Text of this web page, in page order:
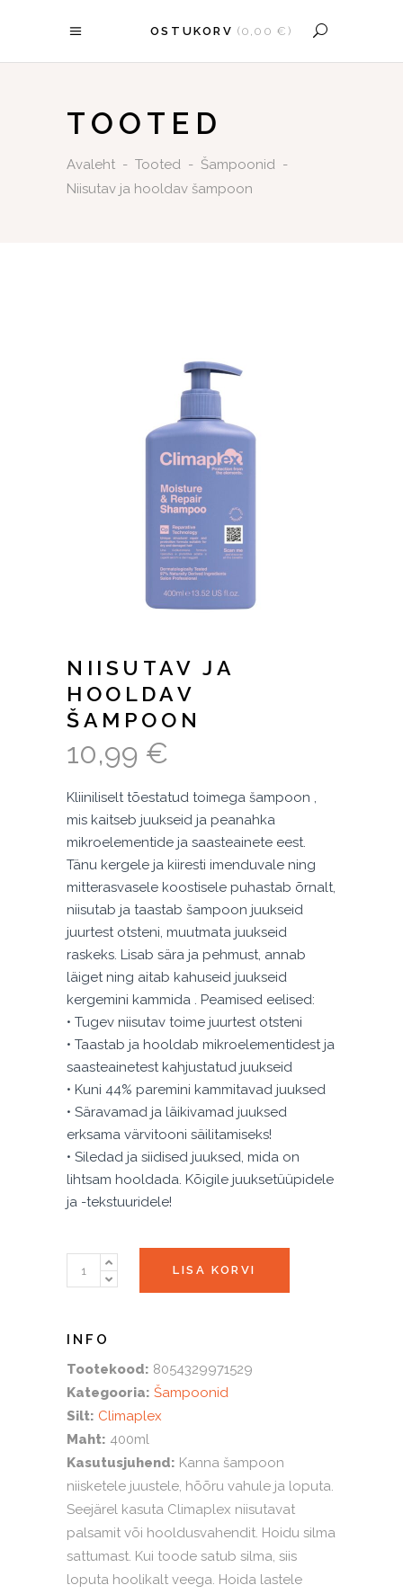
OSTUKORV (0,00 € )
TOOTED
Avaleht - Tooted - Šampoonid -
Niisutav ja hooldav šampoon
NIISUTAV JA
HOOLDAV
ŠAMPOON
10,99 €
Kliiniliselt tõestatud toimega šampoon ,
mis kaitseb juukseid ja peanahka
mikroelementide ja saasteainete eest.
Tänu kergele ja kiiresti imenduvale ning
mitterasvasele koostisele puhastab õrnalt,
niisutab ja taastab šampoon juukseid
juurtest otsteni, muutmata juukseid
raskeks. Lisab sära ja pehmust, annab
läiget ning aitab kahuseid juukseid
kergemini kammida . Peamised eelised:
• Tugev niisutav toime juurtest otsteni
• Taastab ja hooldab mikroelementidest ja
saasteainetest kahjustatud juukseid
• Kuni 44% paremini kammitavad juuksed
• Säravamad ja läikivamad juuksed
erksama värvitooni säilitamiseks!
• Siledad ja siidised juuksed, mida on
lihtsam hooldada. Kõigile juuksetüüpidele
ja -tekstuuridele!
Niisutav
ja
šampoon
LISA KORVI
Tootekood: 8054329971529
Kategooria: Šampoonid
Silt: Climaplex
Maht: 400ml
Kasutusjuhend: Kanna šampoon
niisketele juustele, hõõru vahule ja loputa.
Seejärel kasuta Climaplex niisutavat
palsamit või hooldusvahendit. Hoidu silma
sattumast. Kui toode satub silma, siis
loputa hoolikalt veega. Hoida lastele